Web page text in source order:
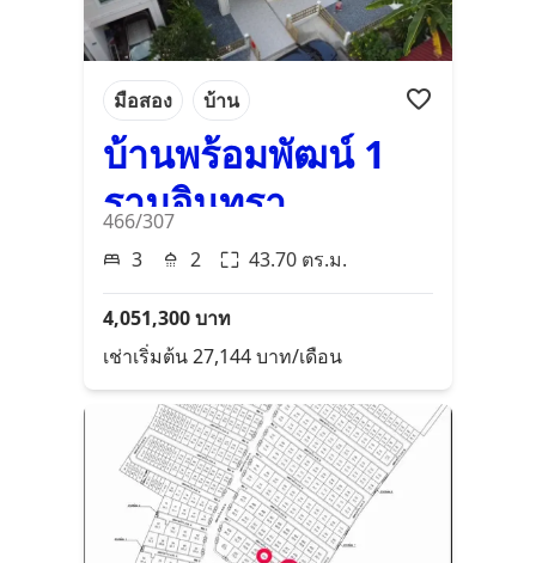
มือสอง บ้าน
บ้านพร้อมพัฒน์ 1
รามอินทรา
466/307
3
2 43.70 ตร.ม.
4,051,300บาท
เช่าเริ่มต้น27,144บาท/เดือน